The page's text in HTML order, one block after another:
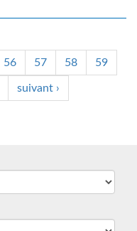
56 57 58 59
suivant ›